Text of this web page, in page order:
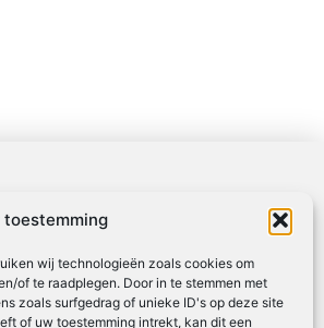
toestemming
wij technologieën zoals cookies om
of te raadplegen. Door in te stemmen met
zoals surfgedrag of unieke ID's op deze site
of uw toestemming intrekt, kan dit een